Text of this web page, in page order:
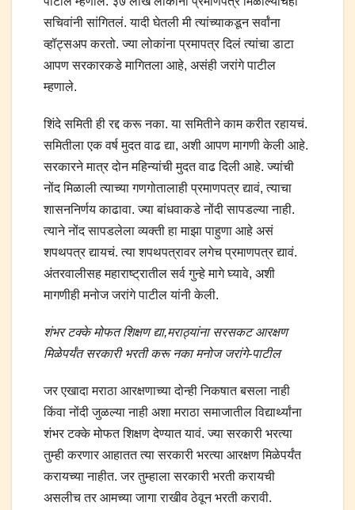
सचिवांनी सांगितलं. यादी घेतली मी त्यांच्याकडून सर्वांना
व्हॉट्सअप करतो. ज्या लोकांना प्रमापत्र दिलं त्यांचा डाटा
आपण सरकारकडे मागितला आहे, असंही जरांगे पाटील
म्हणाले.
शिंदे समिती ही रद्द करू नका. या समितीने काम करीत रहायचं.
समितीला एक वर्ष मुदत वाढ द्या, अशी आपण मागणी केली आहे.
सरकारने मात्र दोन महिन्यांची मुदत वाढ दिली आहे. ज्यांची
नोंद मिळाली त्याच्या गणगोतालाही प्रमाणपत्र द्यावं, त्याचा
शासननिर्णय काढावा. ज्या बांधवाकडे नोंदी सापडल्या नाही.
त्याने नोंद सापडलेला व्यक्ती हा माझा पाहुणा आहे असं
शपथपत्र द्यायचं. त्या शपथपत्रावर लगेच प्रमाणपत्र द्यावं.
अंतरवालीसह महाराष्ट्रातील सर्व गुन्हे मागे घ्यावे, अशी
मागणीही मनोज जरांगे पाटील यांनी केली.
शंभर टक्के मोफत शिक्षण द्या,मराठ्यांना सरसकट आरक्षण
मिळेपर्यंत सरकारी भरती करू नका मनोज जरांगे-पाटील
जर एखादा मराठा आरक्षणाच्या दोन्ही निकषात बसला नाही
किंवा नोंदी जुळल्या नाही अशा मराठा समाजातील विद्यार्थ्यांना
शंभर टक्के मोफत शिक्षण देण्यात यावं. ज्या सरकारी भरत्या
तुम्ही करणार आहातत त्या सरकारी भरत्या आरक्षण मिळेपर्यंत
करायच्या नाहीत. जर तुम्हाला सरकारी भरती करायची
असलीच तर आमच्या जागा राखीव ठेवून भरती करावी.